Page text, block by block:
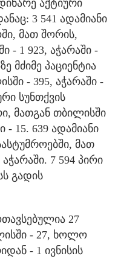
აქტიური
3 541 ადამიანი
მათ შორის,
- 1 923, აჭარაში -
მძიმე პაციენტია
- 395, აჭარაში -
სუნთქვის
მათგან თბილისში
- 15. 639 ადამიანი
მათ
7 594 პირი
გადის
27
- 27, ხოლო
- 1 ივნისის